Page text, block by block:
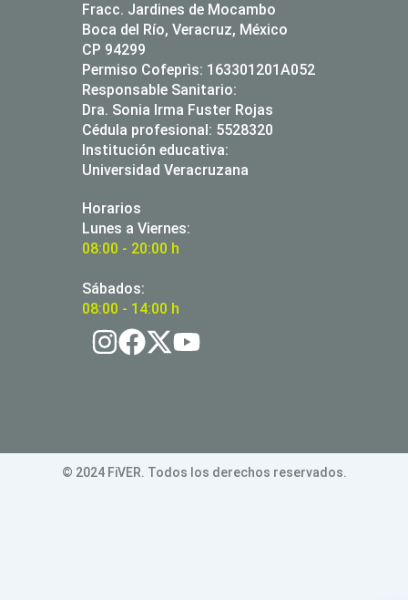
Fracc. Jardines de Mocambo
Boca del Río, Veracruz, México
CP 94299
Permiso Cofeprìs: 163301201A052
Responsable Sanitario:
Dra. Sonia Irma Fuster Rojas
Cédula profesional: 5528320
Institución educativa:
Universidad Veracruzana
Horarios
Lunes a Viernes:
08:00 - 20:00 h
Sábados:
08:00 - 14:00 h
© 2024 FiVER. Todos los derechos reservados.